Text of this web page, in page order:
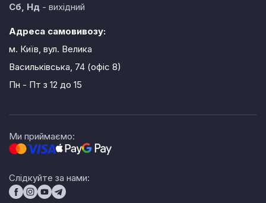
Сб, Нд - вихідний
Адреса самовивозу:
м. Київ, вул. Велика
Васильківська, 74 (офіс 8)
Пн - Пт з 12 до 15
Ми приймаємо:
Слідкуйте за нами: